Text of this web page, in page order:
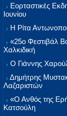
Εορταστικές
Ιουνίου
Η Ρίτα
«25ο Φεστιβάλ
Χαλκιδική
Ο Γιάννης
Δημήτρης
Λαζαριστών
«Ο Ανθός της
Κατσούλη